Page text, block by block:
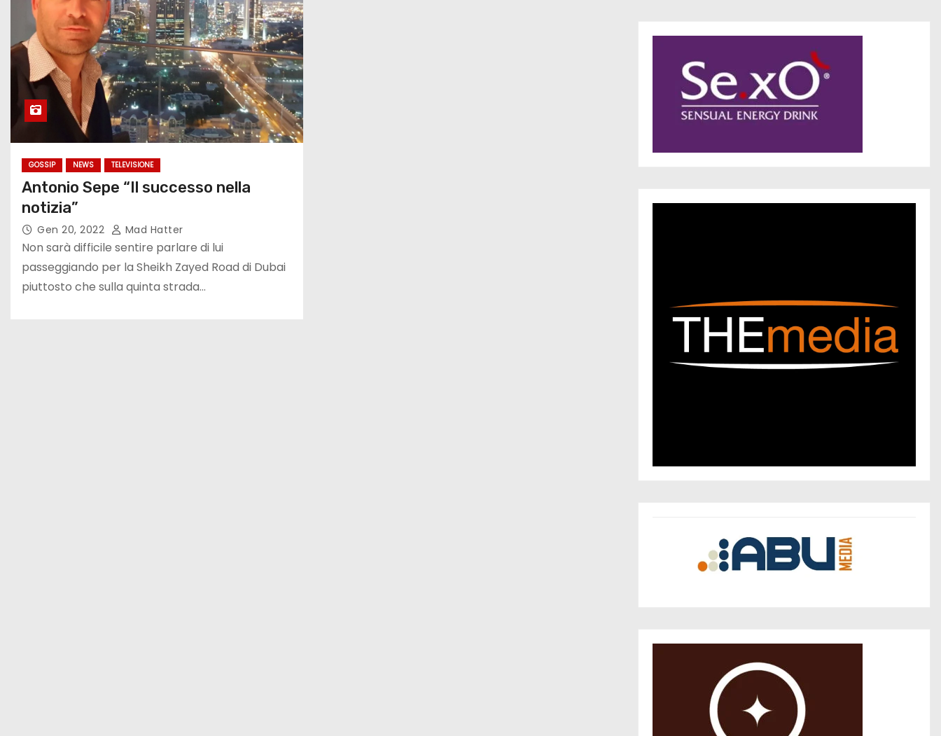
GOSSIP NEWS TELEVISIONE
Antonio Sepe “Il successo nella
notizia”
Gen 20, 2022 Mad Hatter
Non sarà difficile sentire parlare di lui
passeggiando per la Sheikh Zayed Road di Dubai
piuttosto che sulla quinta strada…